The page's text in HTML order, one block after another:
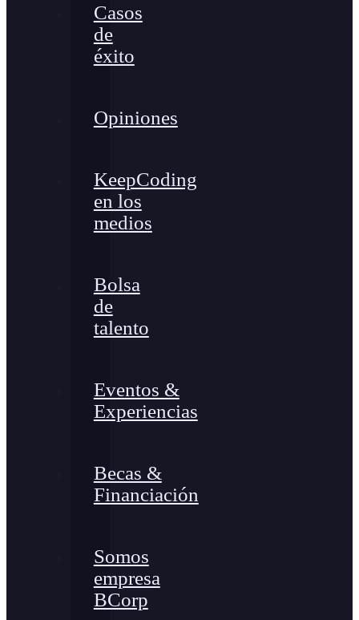
Casos
de
éxito
Opiniones
KeepCoding
en los
medios
Bolsa
de
talento
Eventos &
Experiencias
Becas &
Financiación
Somos
empresa
BCorp